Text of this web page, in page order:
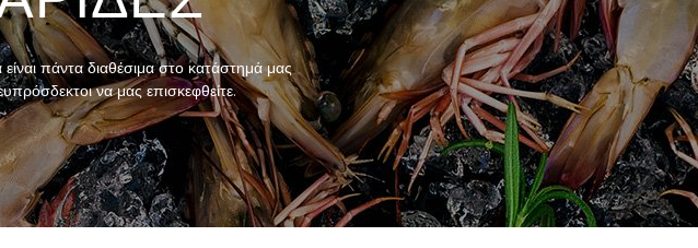
πάντα διαθέσιμα στο κατάστημά μας
να μας επισκεφθείτε.